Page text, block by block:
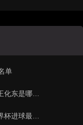
单
哪里人？
球员是谁？